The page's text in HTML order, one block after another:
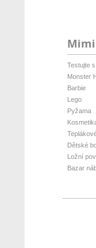
Testujte
Monster
Barbie
Lego
Pyžama
Dětské
Ložní
Bazar